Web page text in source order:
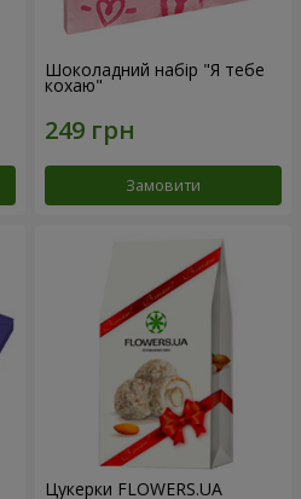
Шоколадний набір "Я тебе
кохаю"
Замовити
Цукерки FLOWERS.UA